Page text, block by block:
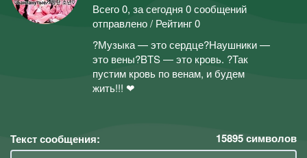
Всего 0, за сегодня 0 сообщений
отправлено / Рейтинг 0
?Музыка — это сердце?Наушники —
это вены?BTS — это кровь. ?Так
пустим кровь по венам, и будем
жить!!! ❤
Текст сообщения: 15895символов